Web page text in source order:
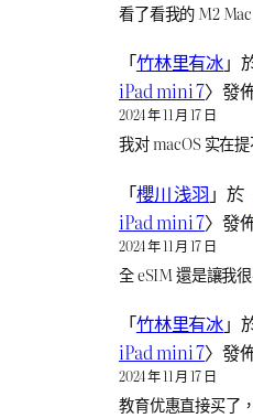
看了看我的 M2
「竹林里有冰」
iPad mini 7〉發
2024 年 11 月 17 日
我对 macOS 实在
「櫻川 浅羽 」於
iPad mini 7〉發
2024 年 11 月 17 日
全 eSIM 還是讓我
「竹林里有冰」
iPad mini 7〉發
2024 年 11 月 17 日
教育优惠直接买了